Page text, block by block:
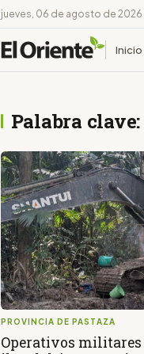
jueves, 06 de agosto de 2026
Inicio
Palabra
PROVINCIA DE PASTAZA
Operativos